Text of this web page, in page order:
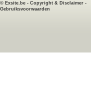
© Exsite.be - Copyright & Disclaimer -
Gebruiksvoorwaarden